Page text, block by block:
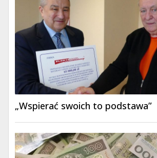
„Wspierać swoich to podstawa”